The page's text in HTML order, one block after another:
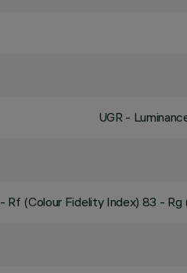
UGR -
- Rf (Colour Fidelity Index) 83 - Rg